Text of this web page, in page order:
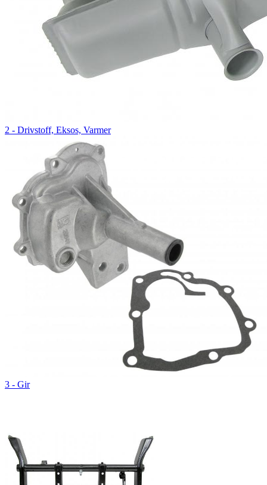
2 - Drivstoff, Eksos, Varmer
3 - Gir